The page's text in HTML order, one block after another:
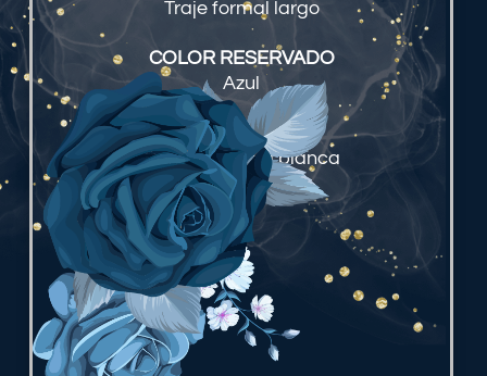
Traje formal largo
COLOR RESERVADO
Azul
HOMBRES
Camisa formal blanca